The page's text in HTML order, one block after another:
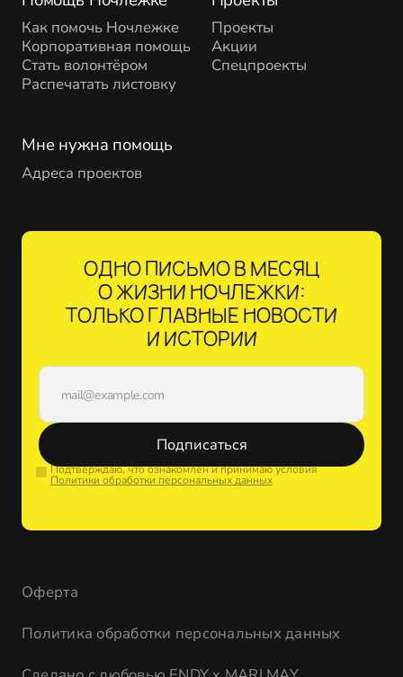
Как помочь Ночлежке
Корпоративная помощь
Стать волонтёром
Распечатать листовку
Проекты
Акции
Спецпроекты
Мне нужна помощь
Адреса проектов
ОДНО ПИСЬМО В МЕСЯЦ
О ЖИЗНИ НОЧЛЕЖКИ:
ТОЛЬКО ГЛАВНЫЕ НОВОСТИ
И ИСТОРИИ
Подписаться
Подтверждаю, что ознакомлен и принимаю условия
Политики обработки персональных данных
Оферта
Политика обработки персональных данных